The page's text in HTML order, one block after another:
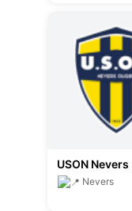
USON Nevers
Nevers